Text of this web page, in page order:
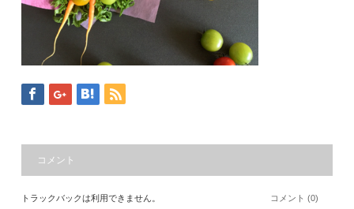
コメント
トラックバックは利用できません。 コメント (0)